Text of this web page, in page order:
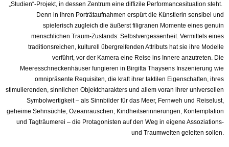
„Studien“-Projekt, in dessen Zentrum eine diffizile Performancesituation steht.
Denn in ihren Porträtaufnahmen erspürt die Künstlerin sensibel und
spielerisch zugleich die äußerst filigranen Momente eines genuin
menschlichen Traum-Zustands: Selbstvergessenheit. Vermittels eines
traditionsreichen, kulturell übergreifenden Attributs hat sie ihre Modelle
verführt, vor der Kamera eine Reise ins Innere anzutreten. Die
Meeresschneckenhäuser fungieren in Birgitta Thaysens Inszenierung wie
omnipräsente Requisiten, die kraft ihrer taktilen Eigenschaften, ihres
stimulierenden, sinnlichen Objektcharakters und allem voran ihrer universellen
Symbolwertigkeit – als Sinnbilder für das Meer, Fernweh und Reiselust,
geheime Sehnsüchte, Ozeanrauschen, Kindheitserinnerungen, Kontemplation
und Tagträumerei – die Protagonisten auf den Weg in eigene Assoziations-
und Traumwelten geleiten sollen.